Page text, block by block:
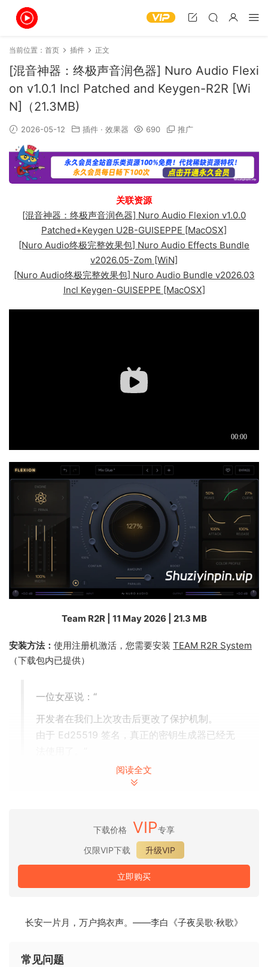
当前位置： 首页 插件 正文
[混音神器：终极声音润色器] Nuro Audio Flexi
on v1.0.1 Incl Patched and Keygen-R2R [Wi
N]（21.3MB)
2026-05-12 插件 · 效果器 690 推广
关联资源
[混音神器：终极声音润色器] Nuro Audio Flexion v1.0.0
Patched+Keygen U2B-GUISEPPE [MacOSX]
[Nuro Audio终极完整效果包] Nuro Audio Effects Bundle
v2026.05-Zom [WiN]
[Nuro Audio终极完整效果包] Nuro Audio Bundle v2026.03
Incl Keygen-GUISEPPE [MacOSX]
Team R2R | 11 May 2026 | 21.3 MB
安装方法： 使用注册机激活，您需要安装 TEAM R2R System
（下载包内已提供）
一位女巫说：“
开发者在我们上次攻击后更改了保护机制。
由于 Ed25519 签名，真正的密钥生成器已经无
Flexion 将迄今为止最先进的自适应算法集成到一个易于使用的
界面中，让您的混音比以往任何时候都更加快速便捷地拥有深
度、细节和清晰度。
Flexion 独特的动态引擎旨在提升您混音和母带处理的每个部
景。
阅读全文
下载价格 VIP专享
仅限VIP下载
升级VIP
立即购买
长安一片月，万户捣衣声。——李白《子夜吴歌·秋歌》
常见问题